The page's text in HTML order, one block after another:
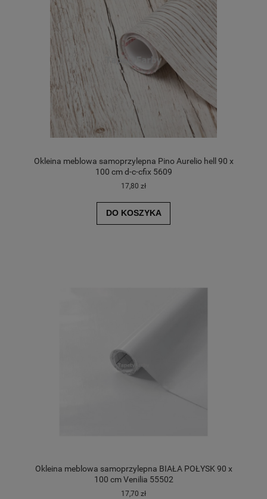
Okleina meblowa samoprzylepna Pino Aurelio hell 90 x
100 cm d-c-cfix 5609
17,80 zł
DO KOSZYKA
Okleina meblowa samoprzylepna BIAŁA POŁYSK 90 x
100 cm Venilia 55502
17,70 zł